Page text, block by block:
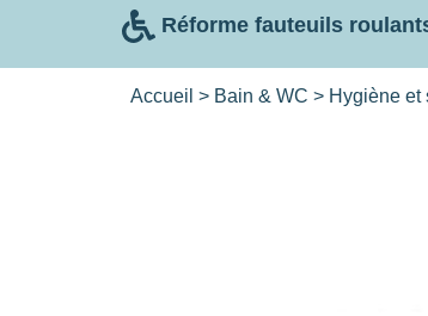
Réforme fauteuils
Accueil > Bain & WC > Hygiène et